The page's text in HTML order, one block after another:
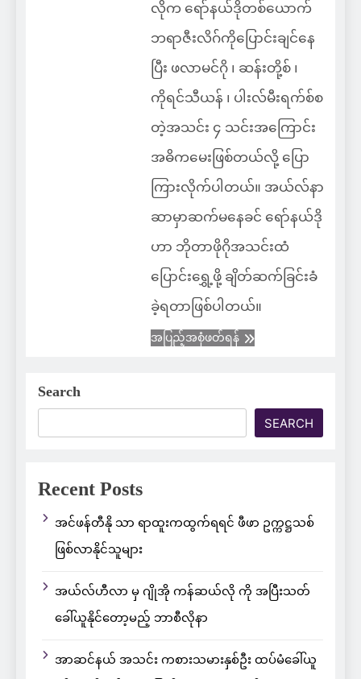
လိုက ရော်နယ်ဒိုတစ်ယောက်
ဘရာဇီးလိဂ်ကိုပြောင်းချင်နေ
ပြီး ဖလာမင်ဂို ၊ ဆန်းတို့စ် ၊
ကိုရင်သီယန် ၊ ပါးလ်မီးရက်စ်စ
တဲ့အသင်း ၄ သင်းအကြောင်း
အဓိကမေးဖြစ်တယ်လို့ ပြော
ကြားလိုက်ပါတယ်။ အယ်လ်နာ
ဆာမှာဆက်မနေခင် ရော်နယ်ဒို
ဟာ ဘိုတာဖိုဂိုအသင်းထံ
ပြောင်းရွှေ့ဖို့ ချိတ်ဆက်ခြင်းခံ
ခဲ့ရတာဖြစ်ပါတယ်။
အပြည့်အစုံဖတ်ရန်
Search
SEARCH
Recent Posts
အင်ဖန်တီနို သာ ရာထူးကထွက်ရရင် ဖီဖာ ဥက္ကဋ္ဌသစ်
ဖြစ်လာနိုင်သူများ
အယ်လ်ဟီလာ မှ ဂျိုအို ကန်ဆယ်လို ကို အပြီးသတ်
ခေါ်ယူနိုင်တော့မည့် ဘာစီလိုနာ
အာဆင်နယ် အသင်း ကစားသမားနှစ်ဦး ထပ်မံခေါ်ယူ